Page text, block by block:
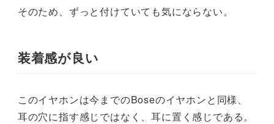
そのため、ずっと付けていても気にならない。
装着感が良い
このイヤホンは今までのBoseのイヤホンと同様、
耳の穴に指す感じではなく、耳に置く感じである。